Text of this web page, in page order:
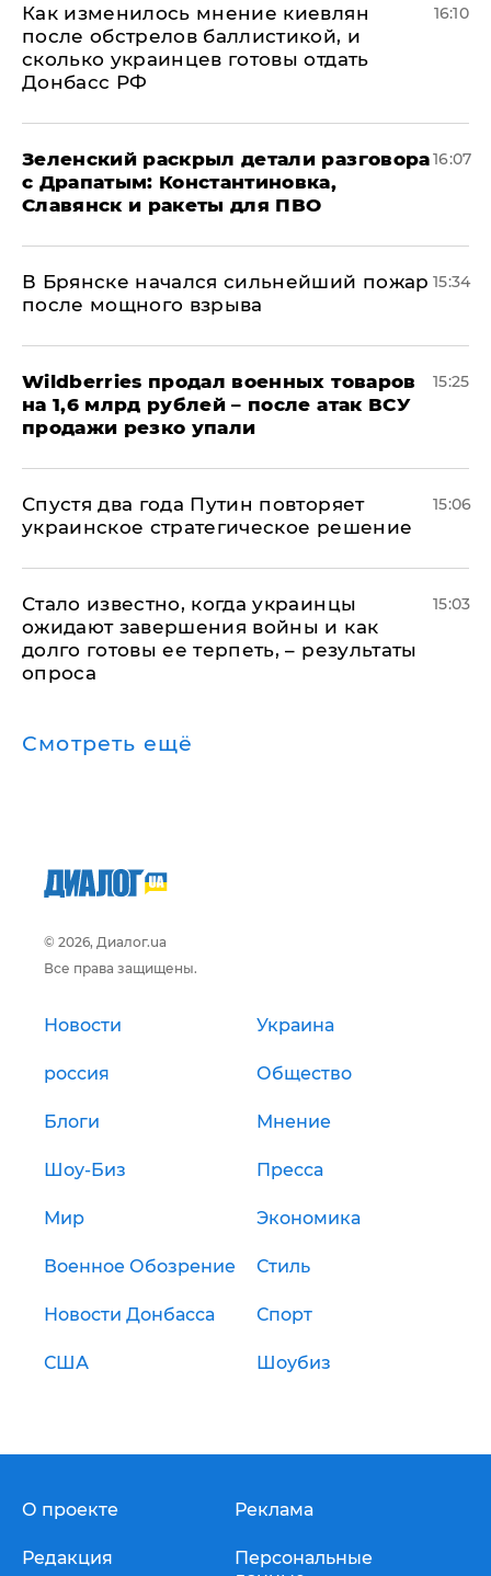
Как изменилось мнение киевлян
после обстрелов баллистикой, и
сколько украинцев готовы отдать
Донбасс РФ
16:10
​Зеленский раскрыл детали разговора
с Драпатым: Константиновка,
Славянск и ракеты для ПВО
16:07
В Брянске начался сильнейший пожар
после мощного взрыва
15:34
​Wildberries продал военных товаров
на 1,6 млрд рублей – после атак ВСУ
продажи резко упали
15:25
Спустя два года Путин повторяет
украинское стратегическое решение
15:06
Стало известно, когда украинцы
ожидают завершения войны и как
долго готовы ее терпеть, – результаты
опроса
15:03
Смотреть ещё
© 2026, Диалог.ua
Все права защищены.
Новости Украина
россия Общество
Блоги Мнение
Шоу-Биз Пресса
Мир Экономика
Военное Обозрение Стиль
Новости Донбасса Спорт
США Шоубиз
О проекте
Редакция
Реклама
Персональные